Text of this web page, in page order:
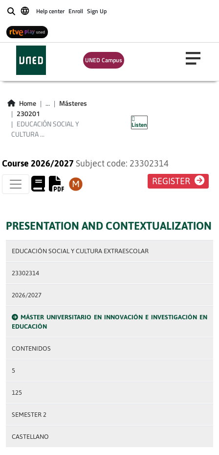
BuscarHelp center Enroll Sign Up
UNED Campus
Home ...
Másteres
230201
EDUCACIÓN SOCIAL Y
CULTURA ...
Listen
EDUCACIÓN SOCIAL
Y CULTURA
EXTRAESCOLAR
Course 2026/2027 Subject code: 23302314
REGISTER
PRESENTATION AND CONTEXTUALIZATION
EDUCACIÓN SOCIAL Y CULTURA EXTRAESCOLAR
23302314
2026/2027
MÁSTER UNIVERSITARIO EN INNOVACIÓN E INVESTIGACIÓN EN
EDUCACIÓN
CONTENIDOS
5
125
SEMESTER 2
CASTELLANO